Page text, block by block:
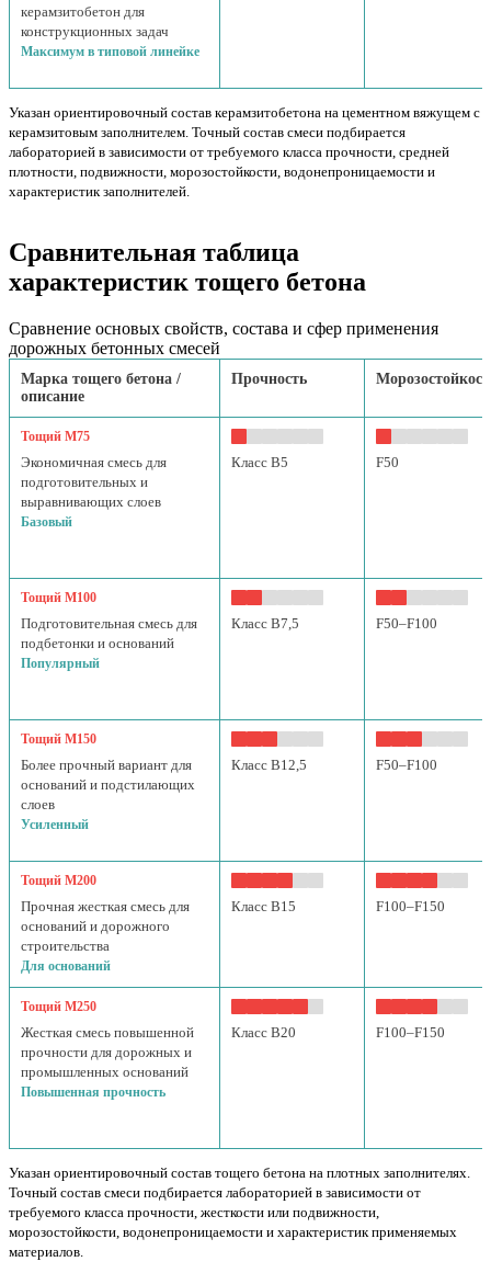
керамзитобетон для
конструкционных задач
Максимум в типовой линейке
Указан ориентировочный состав керамзитобетона на цементном вяжущем с
керамзитовым заполнителем. Точный состав смеси подбирается
лабораторией в зависимости от требуемого класса прочности, средней
плотности, подвижности, морозостойкости, водонепроницаемости и
характеристик заполнителей.
Сравнительная таблица
характеристик тощего бетона
Сравнение основых свойств, состава и сфер применения
дорожных бетонных смесей
Марка тощего бетона /
описание
Прочность
Тощий М75
Экономичная смесь для
подготовительных и
выравнивающих слоев
Базовый
Класс B5 F50
Тощий М100
Подготовительная смесь для
подбетонки и оснований
Популярный
Класс B7,5 F50–F100
Тощий М150
Более прочный вариант для
оснований и подстилающих
слоев
Усиленный
Класс B12,5 F50–F100
Тощий М200
Прочная жесткая смесь для
оснований и дорожного
строительства
Для оснований
Класс B15 F100–F150
Тощий М250
Жесткая смесь повышенной
прочности для дорожных и
промышленных оснований
Повышенная прочность
Класс B20 F100–F150
Указан ориентировочный состав тощего бетона на плотных заполнителях.
Точный состав смеси подбирается лабораторией в зависимости от
требуемого класса прочности, жесткости или подвижности,
морозостойкости, водонепроницаемости и характеристик применяемых
материалов.